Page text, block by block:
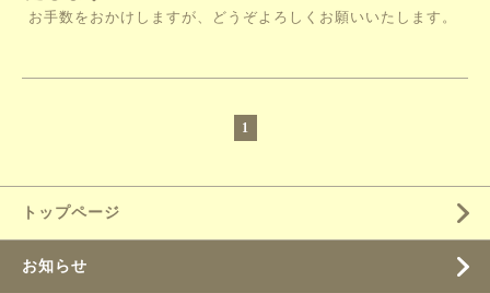
お手数をおかけしますが、どうぞよろしくお願いいたします。
1
トップページ
お知らせ